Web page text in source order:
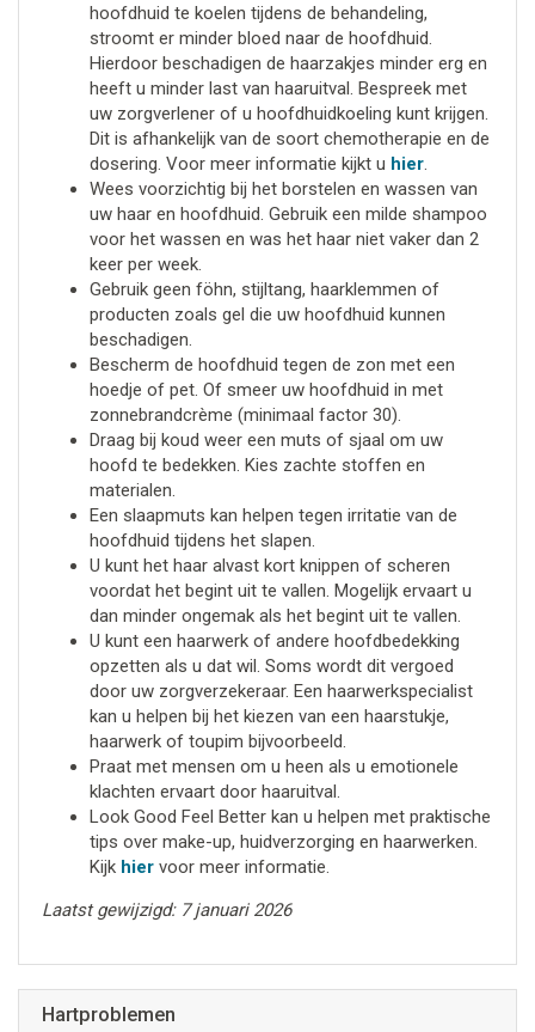
hoofdhuid te koelen tijdens de behandeling,
stroomt er minder bloed naar de hoofdhuid.
Hierdoor beschadigen de haarzakjes minder erg en
heeft u minder last van haaruitval. Bespreek met
uw zorgverlener of u hoofdhuidkoeling kunt krijgen.
Dit is afhankelijk van de soort chemotherapie en de
dosering. Voor meer informatie kijkt u hier.
Wees voorzichtig bij het borstelen en wassen van
uw haar en hoofdhuid. Gebruik een milde shampoo
voor het wassen en was het haar niet vaker dan 2
keer per week.
Gebruik geen föhn, stijltang, haarklemmen of
producten zoals gel die uw hoofdhuid kunnen
beschadigen.
Bescherm de hoofdhuid tegen de zon met een
hoedje of pet. Of smeer uw hoofdhuid in met
zonnebrandcrème (minimaal factor 30).
Draag bij koud weer een muts of sjaal om uw
hoofd te bedekken. Kies zachte stoffen en
materialen.
Een slaapmuts kan helpen tegen irritatie van de
hoofdhuid tijdens het slapen.
U kunt het haar alvast kort knippen of scheren
voordat het begint uit te vallen. Mogelijk ervaart u
dan minder ongemak als het begint uit te vallen.
U kunt een haarwerk of andere hoofdbedekking
opzetten als u dat wil. Soms wordt dit vergoed
door uw zorgverzekeraar. Een haarwerkspecialist
kan u helpen bij het kiezen van een haarstukje,
haarwerk of toupim bijvoorbeeld.
Praat met mensen om u heen als u emotionele
klachten ervaart door haaruitval.
Look Good Feel Better kan u helpen met praktische
tips over make-up, huidverzorging en haarwerken.
Kijk hiervoor meer informatie.
Laatst gewijzigd: 7 januari 2026
Hartproblemen